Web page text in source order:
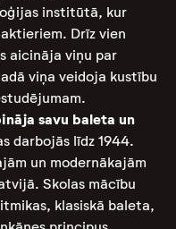
institūtā, kur
Drīz vien
aicināja viņu par
viņa veidoja kustību
savu baleta un
darbojās līdz 1944.
un modernākajām
Skolas mācību
klasiskā baleta,